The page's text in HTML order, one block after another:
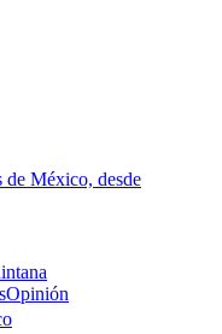
de México, desde
Opinión